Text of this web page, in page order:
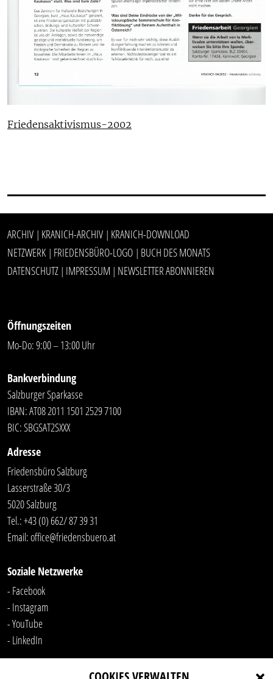
Friedensaktivismus-2002
ARCHIV | KRANICH-ARCHIV | KRANICH-DOWNLOAD
NETZWERK | FRIEDENSBÜRO-LOGO | BUCH DES MONATS
DATENSCHUTZ | IMPRESSUM | NEWSLETTER ABONNIEREN
Öffnungszeiten
Mo-Do: 9:00 – 13:00 Uhr
Bankverbindung
Salzburger Sparkasse
IBAN: AT08 2011 1501 2529 7100
BIC: SBGSAT2SXXX
Adresse
Friedensbüro Salzburg
Lasserstraße 30/3
5020 Salzburg
Tel.:+43 (0) 662/ 87 39 31
Email:office@friedensbuero.at
Soziale Netzwerke
- Facebook
- Instagram
- YouTube
- LinkedIn